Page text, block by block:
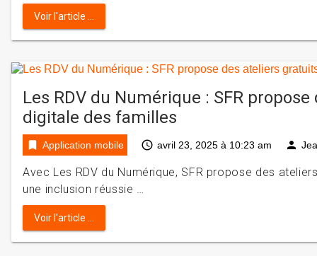
Voir l'article ...
Les RDV du Numérique : SFR
digitale des familles
bookmark Application mobile access_time avril 23, 2025 à 10:23 am person
Avec Les RDV du Numérique, SFR propose des
une inclusion réussie …
Voir l'article ...